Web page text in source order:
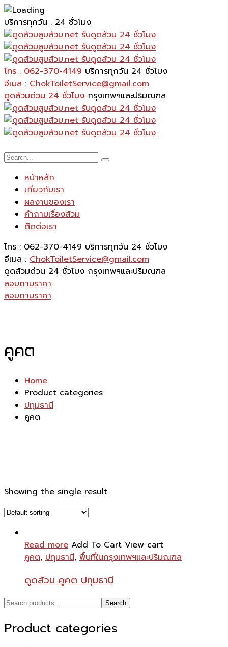
บริการทุกวัน : 24 ชั่วโมง
โทร : 062-370-4149 บริการทุกวัน 24 ชั่วโมง
อีเมล : ChokToiletService@gmail.com
ดูดส้วมด่วน 24 ชั่วโมง กรุงเทพฯและปริมณฑล
หน้าหลัก
เกี่ยวกับเรา
ผลงานของเรา
คำถามเรื่องส้วม
ติดต่อเรา
โทร : 062-370-4149 บริการทุกวัน 24 ชั่วโมง
อีเมล : ChokToiletService@gmail.com
ดูดส้วมด่วน 24 ชั่วโมง กรุงเทพฯและปริมณฑล
สอบถามราคา
สอบถามราคา
คูคต
Home
Product categories
ปทุมธานี
คูคต
Showing the single result
Read more Add To Cart View cart
คูคต, ปทุมธานี, พื้นที่ในกรุงเทพฯและปริมณฑล
ดูดส้วม คูคต ปทุมธานี
Search
Search
Product categories